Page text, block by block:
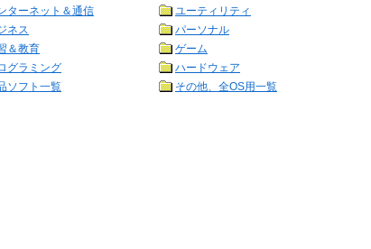
ターネット＆通信
ユーティリティ
ネス
パーソナル
＆教育
ゲーム
グラミング
ハードウェア
ソフト一覧 その他、全OS用一覧